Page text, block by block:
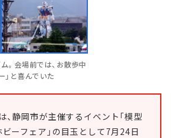
。会場前では、お散歩中
」と喜んでいた
静岡市が主催するイベント「模型
ビーフェア」の目玉として7月24日